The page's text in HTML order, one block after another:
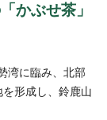
かぶせ茶」
湾に臨み、北部
形成し、鈴鹿山